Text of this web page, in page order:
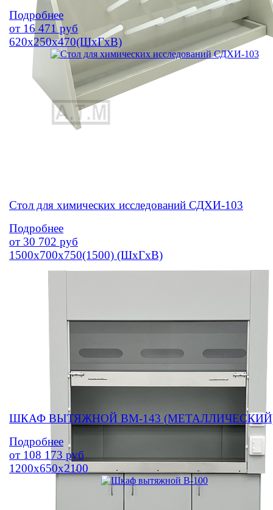
Подробнее
от 16 471руб
620х250х470(ШхГхВ)
Стол для химических исследований СДХИ-103
Подробнее
от 30 702 руб
1500х700х750(1500) (ШхГхВ)
ШКАФ ВЫТЯЖНОЙ ВМ-143
Подробнее
от 108 173 руб
1200х650х2100